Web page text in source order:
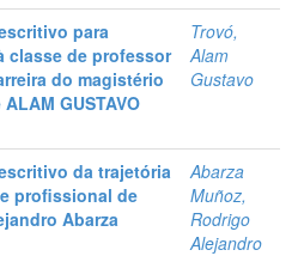
para
classe de professor
do magistério
GUSTAVO
Trovó,
Alam
Gustavo
da trajetória
profissional de
Abarza
Abarza
Muñoz,
Rodrigo
Alejandro